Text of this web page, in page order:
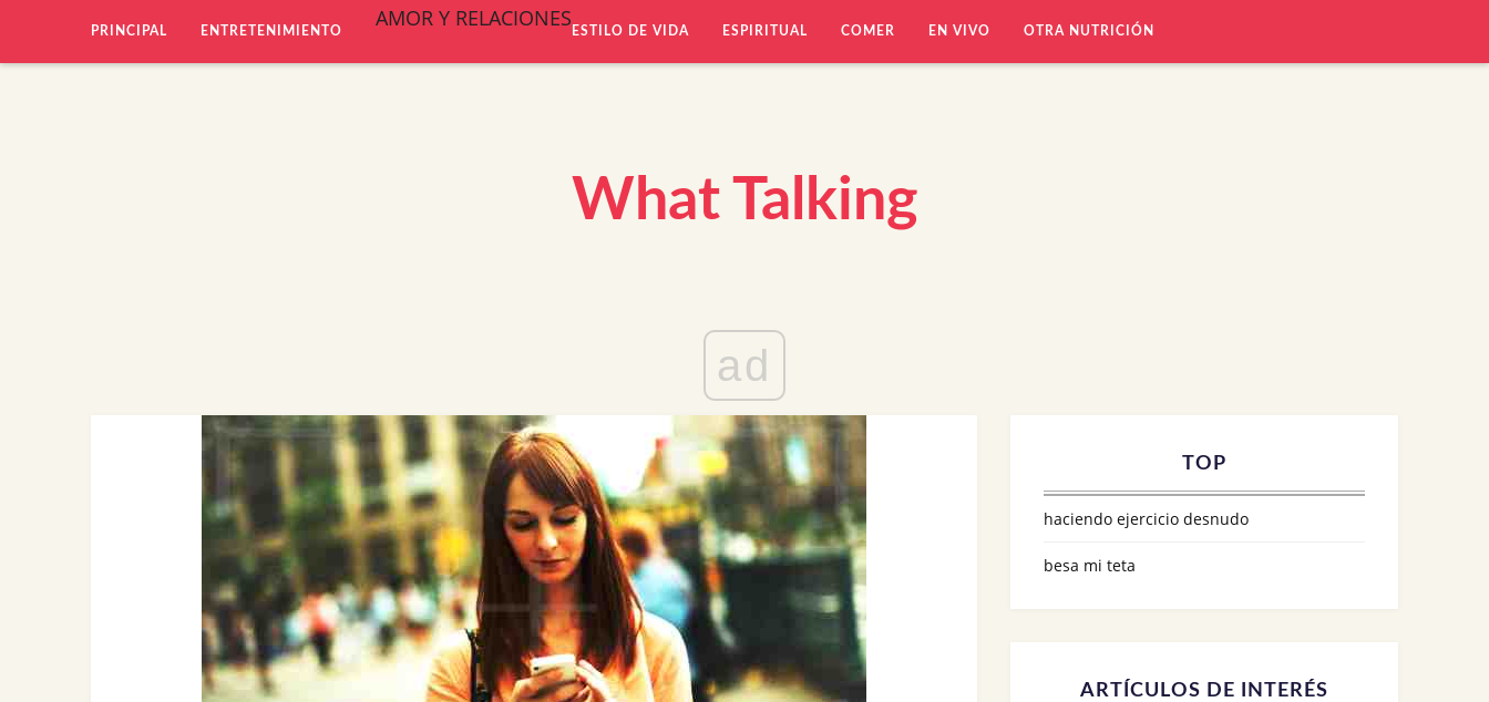
PRINCIPAL ENTRETENIMIENTO AMOR Y RELACIONES ESTILO DE VIDA ESPIRITUAL COMER EN VIVO OTRA NUTRICIÓN
What Talking
ad
TOP
haciendo ejercicio desnudo
besa mi teta
ARTÍCULOS DE INTERÉS